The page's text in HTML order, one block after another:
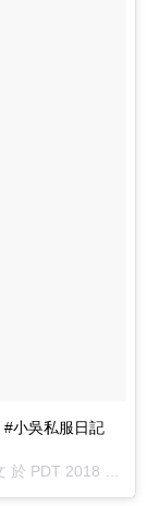
#小吳私服日記
於 PDT 2018 年 4月 月 4 日 上午 4:14